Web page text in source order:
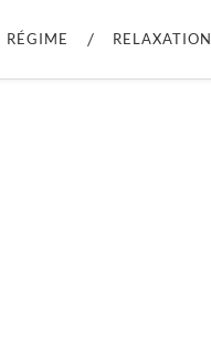
RÉGIME RELAXATION